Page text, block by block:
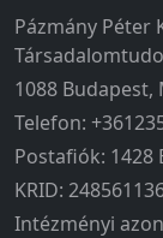
Pázmány Péter
1088
Telefon:
Postafiók: 1428
KRID:
Intézményi